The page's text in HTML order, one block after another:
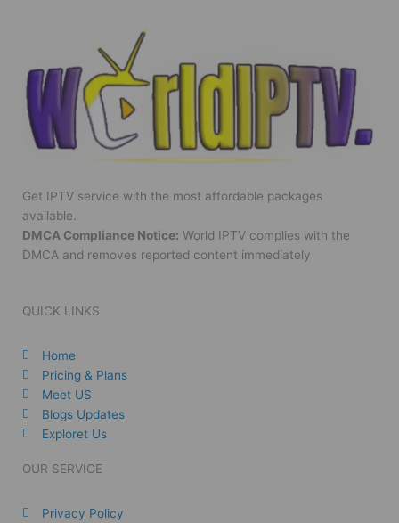
Get IPTV service with the most affordable packages
available.
DMCA Compliance Notice: World IPTV complies with the
DMCA and removes reported content immediately
QUICK LINKS
Home
Pricing & Plans
Meet US
Blogs Updates
Exploret Us
OUR SERVICE
Privacy Policy